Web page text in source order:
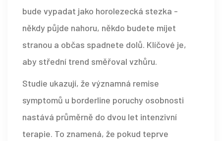
bude vypadat jako horolezecká stezka -
někdy půjde nahoru, někdo budete míjet
stranou a občas spadnete dolů. Klíčové je,
aby střední trend směřoval vzhůru.
Studie ukazují, že významná remise
symptomů u borderline poruchy osobnosti
nastává průměrně do dvou let intenzivní
terapie. To znamená, že pokud teprve